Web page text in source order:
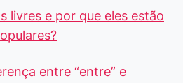
livres e por que eles estão
entre “entre” e